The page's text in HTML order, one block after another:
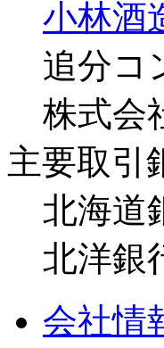
小林酒
追分コ
株式会
主要取引
北海道
北洋銀
会社情